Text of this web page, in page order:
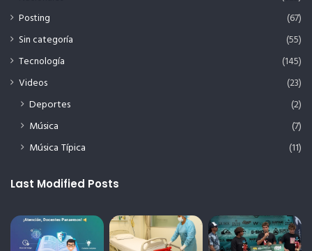
Posting
(67)
Sin categoría
(55)
Tecnología
(145)
Videos
(23)
Deportes
(2)
Música
(7)
Música Típica
(11)
Last Modified Posts